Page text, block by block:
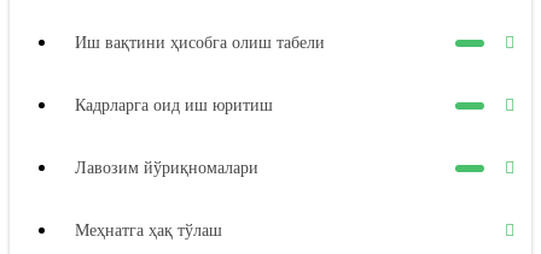
Иш вақтини ҳисобга олиш табели
Кадрларга оид иш юритиш
Лавозим йўриқномалари
Меҳнатга ҳақ тўлаш